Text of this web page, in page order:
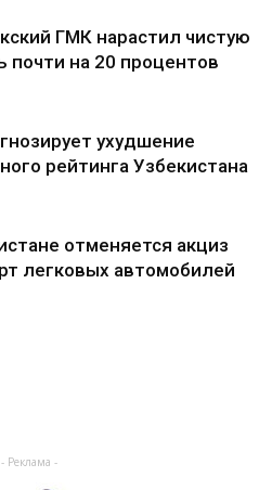
ГМК нарастил чистую
почти на 20 процентов
ухудшение
рейтинга Узбекистана
отменяется акциз
легковых автомобилей
- Реклама -